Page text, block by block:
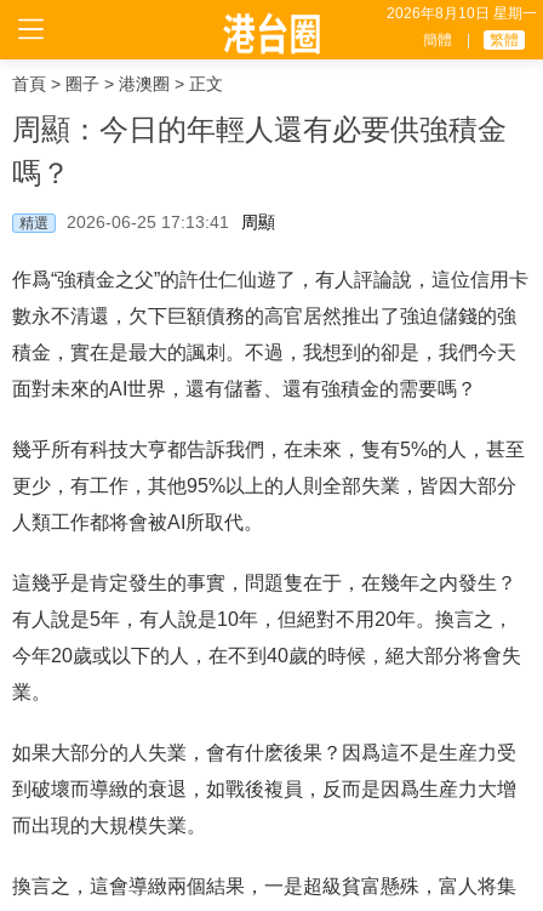
2026年8月10日 星期一
簡體
繁體
首頁 > 圈子 > 港澳圈 > 正文
周顯：今日的年輕人還有必要供強積金
嗎？
精選 2026-06-25 17:13:41 周顯
作爲“強積金之父”的許仕仁仙遊了，有人評論說，這位信用卡
數永不清還，欠下巨額債務的高官居然推出了強迫儲錢的強
積金，實在是最大的諷刺。不過，我想到的卻是，我們今天
面對未來的AI世界，還有儲蓄、還有強積金的需要嗎？
幾乎所有科技大亨都告訴我們，在未來，隻有5%的人，甚至
更少，有工作，其他95%以上的人則全部失業，皆因大部分
人類工作都将會被AI所取代。
這幾乎是肯定發生的事實，問題隻在于，在幾年之内發生？
有人說是5年，有人說是10年，但絕對不用20年。換言之，
今年20歲或以下的人，在不到40歲的時候，絕大部分将會失
業。
如果大部分的人失業，會有什麽後果？因爲這不是生産力受
到破壞而導緻的衰退，如戰後複員，反而是因爲生産力大增
而出現的大規模失業。
換言之，這會導緻兩個結果，一是超級貧富懸殊，富人将集